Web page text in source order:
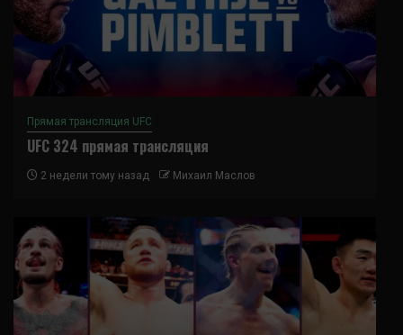
Прямая трансляция UFC
UFC 324 прямая трансляция
2 недели тому назад Михаил Маслов